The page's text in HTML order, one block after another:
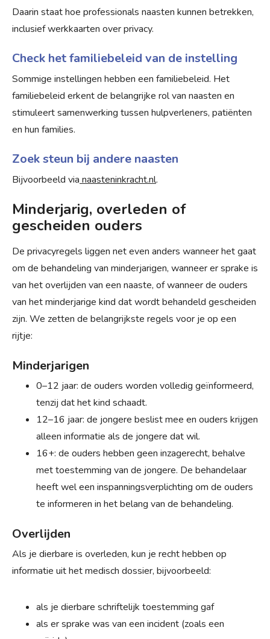
Daarin staat hoe professionals naasten kunnen betrekken,
inclusief werkkaarten over privacy.
Check het familiebeleid van de instelling
Sommige instellingen hebben een familiebeleid. Het
familiebeleid erkent de belangrijke rol van naasten en
stimuleert samenwerking tussen hulpverleners, patiënten
en hun families.
Zoek steun bij andere naasten
Bijvoorbeeld via naasteninkracht.nl.
Minderjarig, overleden of
gescheiden ouders
De privacyregels liggen net even anders wanneer het gaat
om de behandeling van minderjarigen, wanneer er sprake is
van het overlijden van een naaste, of wanneer de ouders
van het minderjarige kind dat wordt behandeld gescheiden
zijn. We zetten de belangrijkste regels voor je op een
rijtje:
Minderjarigen
0–12 jaar: de ouders worden volledig geïnformeerd,
tenzij dat het kind schaadt.
12–16 jaar: de jongere beslist mee en ouders krijgen
alleen informatie als de jongere dat wil.
16+: de ouders hebben geen inzagerecht, behalve
met toestemming van de jongere. De behandelaar
heeft wel een inspanningsverplichting om de ouders
te informeren in het belang van de behandeling.
Overlijden
Als je dierbare is overleden, kun je recht hebben op
informatie uit het medisch dossier, bijvoorbeeld:
als je dierbare schriftelijk toestemming gaf
als er sprake was van een incident (zoals een